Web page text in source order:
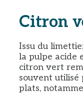
Citron
Issu du
la pulpe acide
citron vert
souvent utilisé
plats,